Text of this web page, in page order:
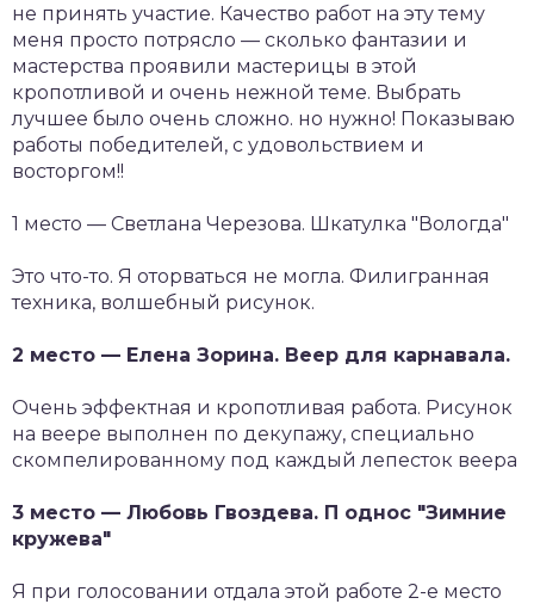
не принять участие. Качество работ на эту тему
меня просто потрясло — сколько фантазии и
мастерства проявили мастерицы в этой
кропотливой и очень нежной теме. Выбрать
лучшее было очень сложно. но нужно! Показываю
работы победителей, с удовольствием и
восторгом!!
1 место — Светлана Черезова. Шкатулка "Вологда"
Это что-то. Я оторваться не могла. Филигранная
техника, волшебный рисунок.
2 место — Елена Зорина. Веер для карнавала.
Очень эффектная и кропотливая работа. Рисунок
на веере выполнен по декупажу, специально
скомпелированному под каждый лепесток веера
3 место — Любовь Гвоздева. П однос "Зимние
кружева"
Я при голосовании отдала этой работе 2-е место